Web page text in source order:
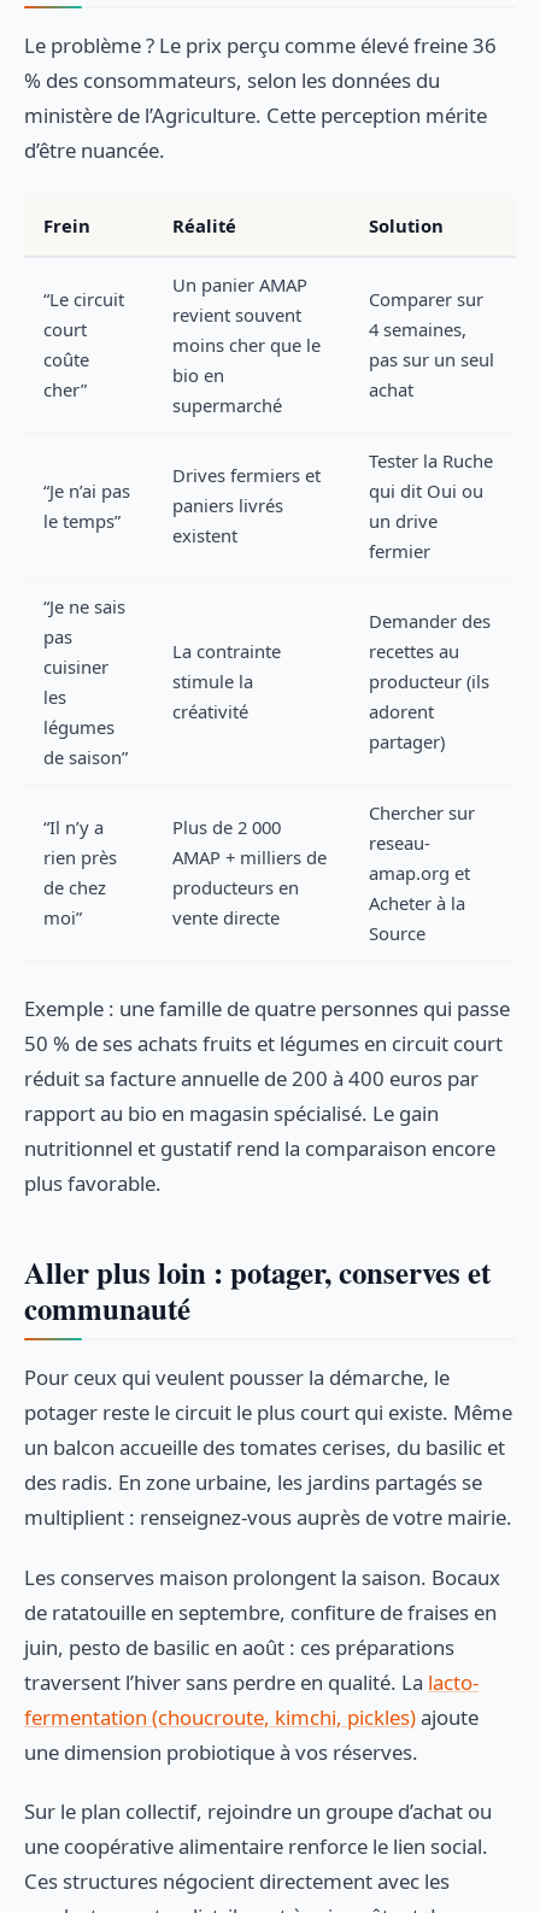
Le problème ? Le prix perçu comme élevé freine 36
% des consommateurs, selon les données du
ministère de l’Agriculture. Cette perception mérite
d’être nuancée.
Frein Réalité Solution
“Le circuit
court
coûte
cher”
Un panier AMAP
revient souvent
moins cher que le
bio en
supermarché
Comparer sur
4 semaines,
pas sur un seul
achat
“Je n’ai pas
le temps”
Drives fermiers et
paniers livrés
existent
Tester la Ruche
qui dit Oui ou
un drive
fermier
“Je ne sais
pas
cuisiner
les
légumes
de saison”
La contrainte
stimule la
créativité
Demander des
recettes au
producteur (ils
adorent
partager)
“Il n’y a
rien près
de chez
moi”
Plus de 2 000
AMAP + milliers de
producteurs en
vente directe
Chercher sur
reseau-
amap.org et
Acheter à la
Source
Exemple : une famille de quatre personnes qui passe
50 % de ses achats fruits et légumes en circuit court
réduit sa facture annuelle de 200 à 400 euros par
rapport au bio en magasin spécialisé. Le gain
nutritionnel et gustatif rend la comparaison encore
plus favorable.
Aller plus loin : potager, conserves et
communauté
Pour ceux qui veulent pousser la démarche, le
potager reste le circuit le plus court qui existe. Même
un balcon accueille des tomates cerises, du basilic et
des radis. En zone urbaine, les jardins partagés se
multiplient : renseignez-vous auprès de votre mairie.
Les conserves maison prolongent la saison. Bocaux
de ratatouille en septembre, confiture de fraises en
juin, pesto de basilic en août : ces préparations
traversent l’hiver sans perdre en qualité. La lacto-
fermentation (choucroute, kimchi, pickles)ajoute
une dimension probiotique à vos réserves.
Sur le plan collectif, rejoindre un groupe d’achat ou
une coopérative alimentaire renforce le lien social.
Ces structures négocient directement avec les